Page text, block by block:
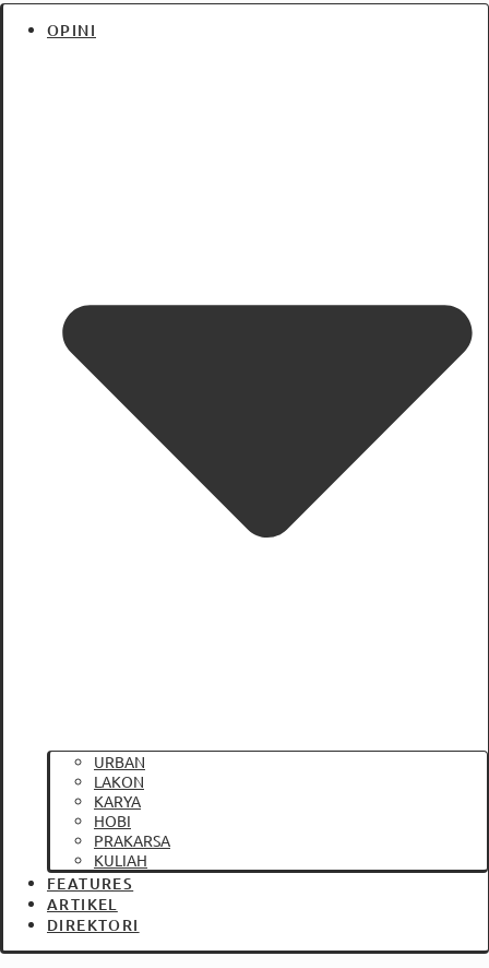
OPINI
URBAN
LAKON
KARYA
HOBI
PRAKARSA
KULIAH
FEATURES
ARTIKEL
DIREKTORI